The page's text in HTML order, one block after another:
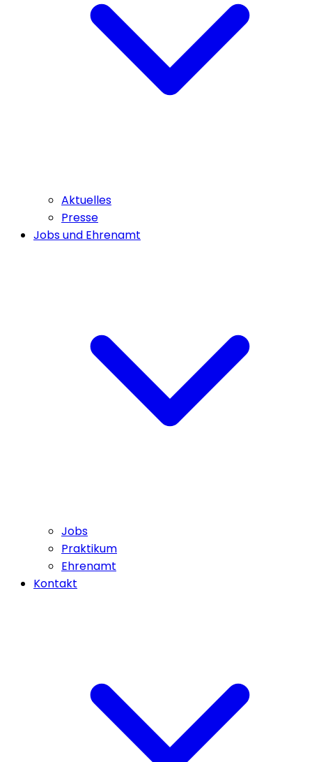
Aktuelles
Presse
Jobs und Ehrenamt
Jobs
Praktikum
Ehrenamt
Kontakt